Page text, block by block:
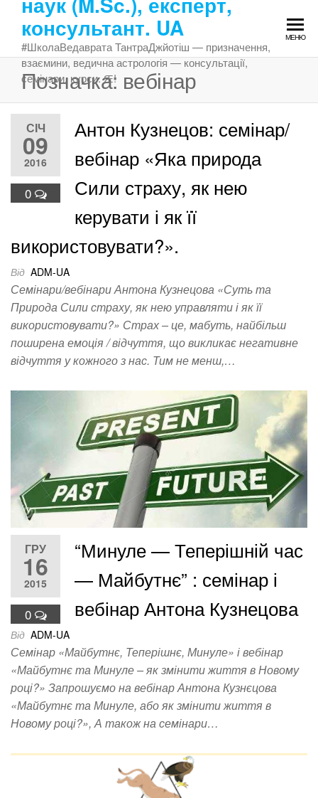
Перейти
змістуконсультант. UA
#ШколаВедаврата ТантраДжйотіш — призначення,
взаємини, ведична астрологія — консультації,
семінари, курси. Ԙ!
МЕНЮ
Позначка: вебінар
СІЧ
09
2016
0
Антон Кузнецов: семінар/
вебінар «Яка природа
Сили страху, як нею
керувати і як її
використовувати?».
Від ADM-UA
Семінари/вебінари Антона Кузнецова «Суть та
Природа Сили страху, як нею управляти і як її
використовувати?» Страх – це, мабуть, найбільш
поширена емоція / відчуття, що викликає негативне
відчуття у кожного з нас. Тим не менш,…
ГРУ
16
2015
0
“Минуле — Теперішній час
— Майбутнє” : семінар і
вебінар Антона Кузнецова
Від ADM-UA
Семінар «Майбутнє, Теперішнє, Минуле» і вебінар
«Майбутнє та Минуле – як змінити життя в Новому
році?» Запрошуємо на вебінар Антона Кузнєцова
«Майбутнє та Минуле, або як змінити життя в
Новому році?», А також на семінари…